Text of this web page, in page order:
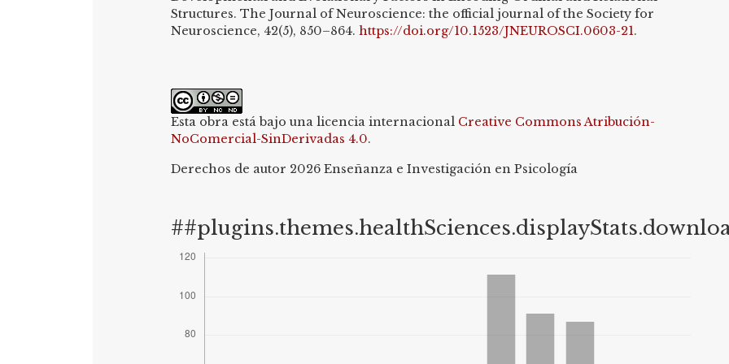
Structures. The Journal of Neuroscience: the official journal of the Society for
Neuroscience, 42(5), 850–864. https://doi.org/10.1523/JNEUROSCI.0603-21.
Esta obra está bajo una licencia internacional Creative Commons Atribución-
NoComercial-SinDerivadas 4.0.
Derechos de autor 2026 Enseñanza e Investigación en Psicología